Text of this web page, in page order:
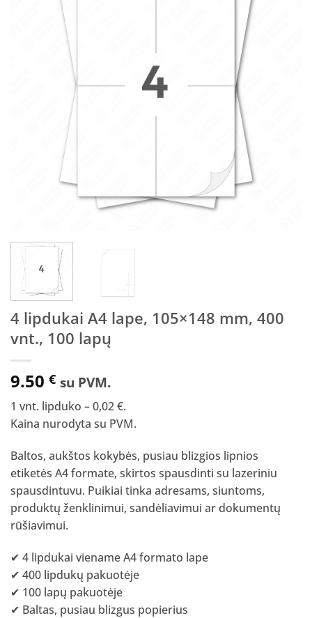
4 lipdukai A4 lape, 105×148 mm, 400
vnt., 100 lapų
9.50 € su PVM.
1 vnt. lipduko – 0,02 €.
Kaina nurodyta su PVM.
Baltos, aukštos kokybės, pusiau blizgios lipnios
etiketės A4 formate, skirtos spausdinti su lazeriniu
spausdintuvu. Puikiai tinka adresams, siuntoms,
produktų ženklinimui, sandėliavimui ar dokumentų
rūšiavimui.
✔ 4 lipdukai viename A4 formato lape
✔ 400 lipdukų pakuotėje
✔ 100 lapų pakuotėje
✔ Baltas, pusiau blizgus popierius